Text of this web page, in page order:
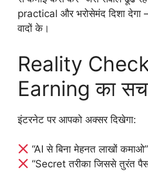
practical और भरोसेमंद दिशा देगा –
वादों के।
Reality
Earning का सच
इंटरनेट पर आपको अक्सर दिखेगा:
“AI से बिना मेहनत लाखों कमाओ”
“Secret तरीका जिससे तुरंत